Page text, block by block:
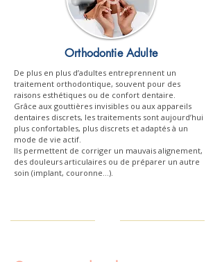
Orthodontie Adulte
De plus en plus d’adultes entreprennent un
traitement orthodontique, souvent pour des
raisons esthétiques ou de confort dentaire.
Grâce aux gouttières invisibles ou aux appareils
dentaires discrets, les traitements sont aujourd’hui
plus confortables, plus discrets et adaptés à un
mode de vie actif.
Ils permettent de corriger un mauvais alignement,
des douleurs articulaires ou de préparer un autre
soin (implant, couronne…).